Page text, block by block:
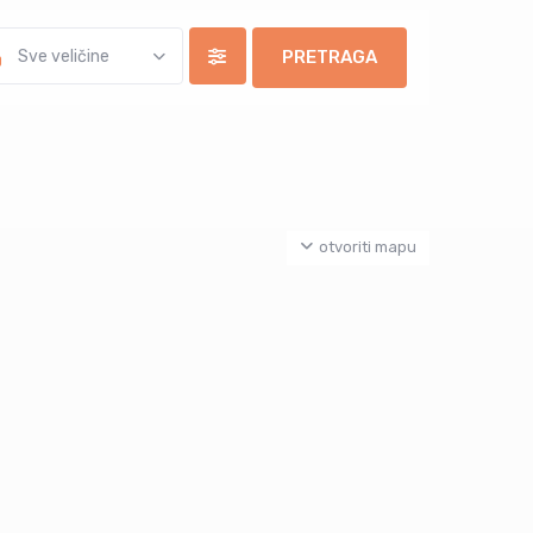
otvoriti mapu
Sve veličine